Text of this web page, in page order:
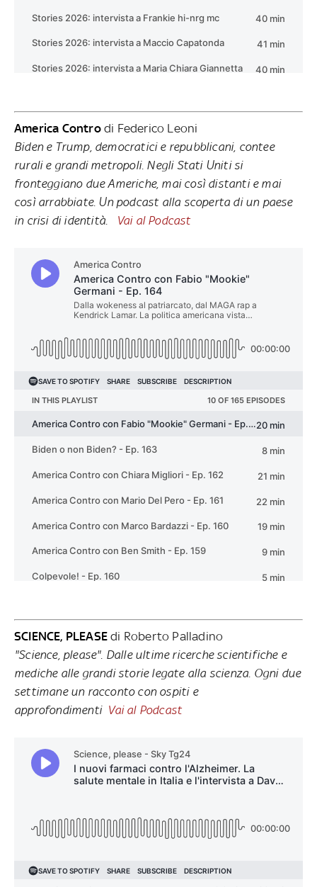
America Controdi Federico Leoni
Biden e Trump, democratici e repubblicani, contee
rurali e grandi metropoli. Negli Stati Uniti si
fronteggiano due Americhe, mai così distanti e mai
così arrabbiate. Un podcast alla scoperta di un paese
in crisi di identità.
Vai al Podcast
SCIENCE, PLEASE di Roberto Palladino
"Science, please". Dalle ultime ricerche scientifiche e
mediche alle grandi storie legate alla scienza. Ogni due
settimane un racconto con ospiti e
approfondimenti Vai al Podcast